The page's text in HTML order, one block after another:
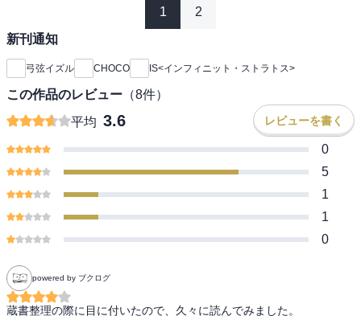
1 2
新刊通知
弓弦イズル CHOCO IS<インフィニット・ストラトス>
この作品のレビュー （8件）
平均 3.6 レビューを書く
0
5
1
1
0
powered by ブクログ
蔵書整理の際に目に付いたので、久々に読んでみました。